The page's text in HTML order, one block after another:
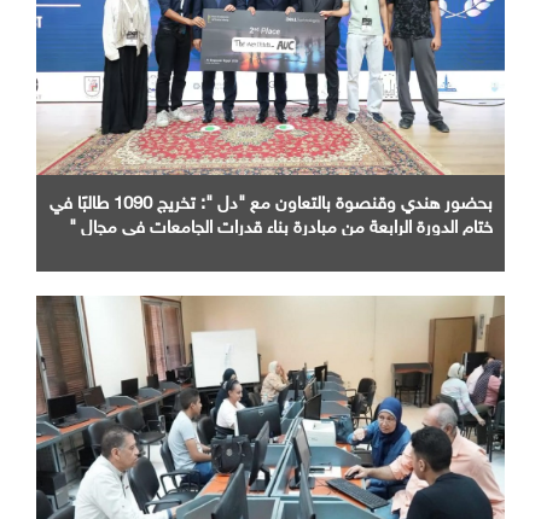
بحضور هندي وقنصوة بالتعاون مع "دل ": تخريج 1090 طالبًا في
ختام الدورة الرابعة من مبادرة بناء قدرات الجامعات في مجال "